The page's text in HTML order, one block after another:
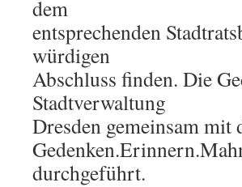
dem
entsprechenden
würdigen
Abschluss finden. Die
Stadtverwaltung
Dresden gemeinsam
durchgeführt.